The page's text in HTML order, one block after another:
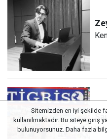
Sitemizden en iyi şekilde
kullanılmaktadır. Bu siteye giriş
bulunuyorsunuz. Daha fazla